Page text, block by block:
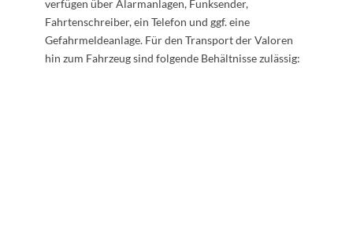
verfügen über Alarmanlagen, Funksender,
Fahrtenschreiber, ein Telefon und ggf. eine
Gefahrmeldeanlage. Für den Transport der Valoren
hin zum Fahrzeug sind folgende Behältnisse zulässig: